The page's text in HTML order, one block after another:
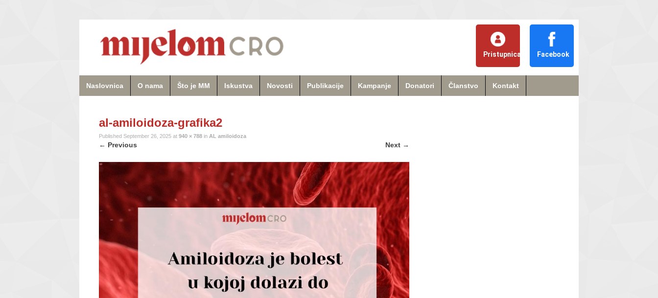
Pristupnica Facebook
Naslovnica O nama Što je MM Iskustva Novosti Publikacije Kampanje Donatori Članstvo Kontakt
al-amiloidoza-grafika2
Published September 26, 2025 at 940 × 788 in AL amiloidoza
← Previous Next →